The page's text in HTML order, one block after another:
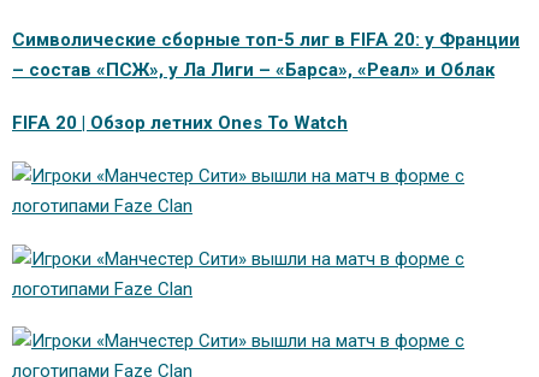
Символические сборные топ-5 лиг в FIFA 20: у Франции
– состав «ПСЖ», у Ла Лиги – «Барса», «Реал» и Облак
FIFA 20 | Обзор летних Ones To Watch